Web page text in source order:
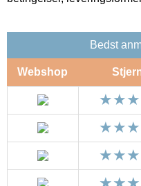
Bedst
Webshop